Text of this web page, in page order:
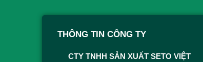
THÔNG TIN CÔNG TY
CTY TNHH SẢN XUẤT SETO VIỆT